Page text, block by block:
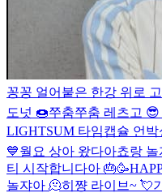
꽁꽁 얼어붙은 한강 위로
도넛 🍩쭈춤쭈춤 레츠고
LIGHTSUM 타임캡슐 언
💙월요 상아 왔다아쵸랑 놀
티 시작합니다아 🎂🥳
놀쟈아 🫠히쨩 라이브~ 💘